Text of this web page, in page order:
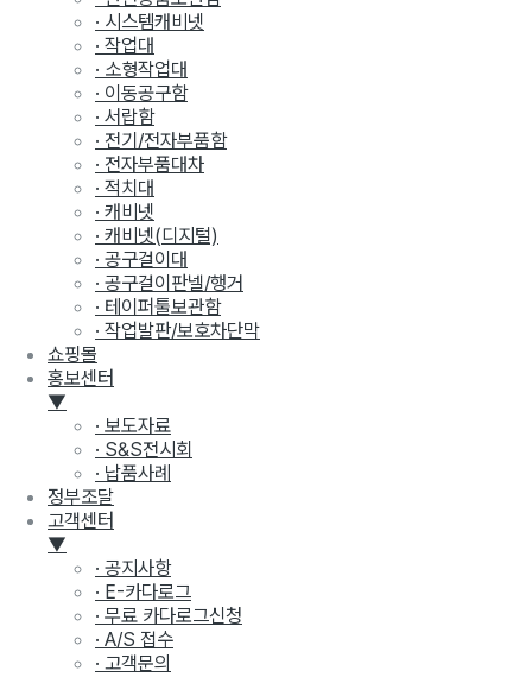
· 시스템캐비넷
· 작업대
· 소형작업대
· 이동공구함
· 서랍함
· 전기/전자부품함
· 전자부품대차
· 적치대
· 캐비넷
· 캐비넷(디지털)
· 공구걸이대
· 공구걸이판넬/행거
· 테이퍼툴보관함
· 작업발판/보호차단막
쇼핑몰
홍보센터
▼
· 보도자료
· S&S전시회
· 납품사례
정부조달
고객센터
▼
· 공지사항
· E-카다로그
· 무료 카다로그신청
· A/S 접수
· 고객문의